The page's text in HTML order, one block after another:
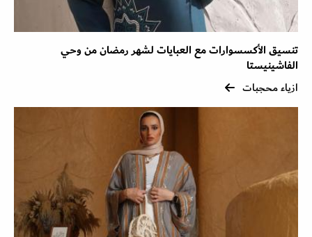
تنسيق الأكسسوارات مع العبايات لشهر رمضان من وحي
الفاشينيستا
ازياء محجبات